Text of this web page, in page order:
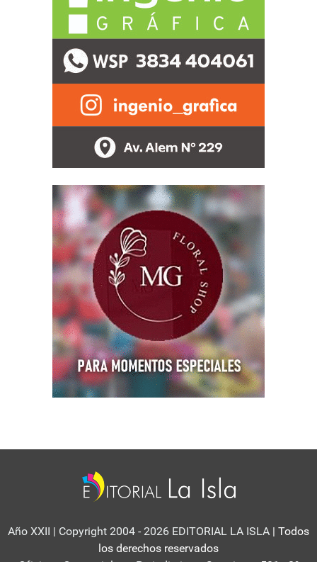
Año XXII | Copyright 2004 - 2026 EDITORIAL LA ISLA | Todos
los derechos reservados